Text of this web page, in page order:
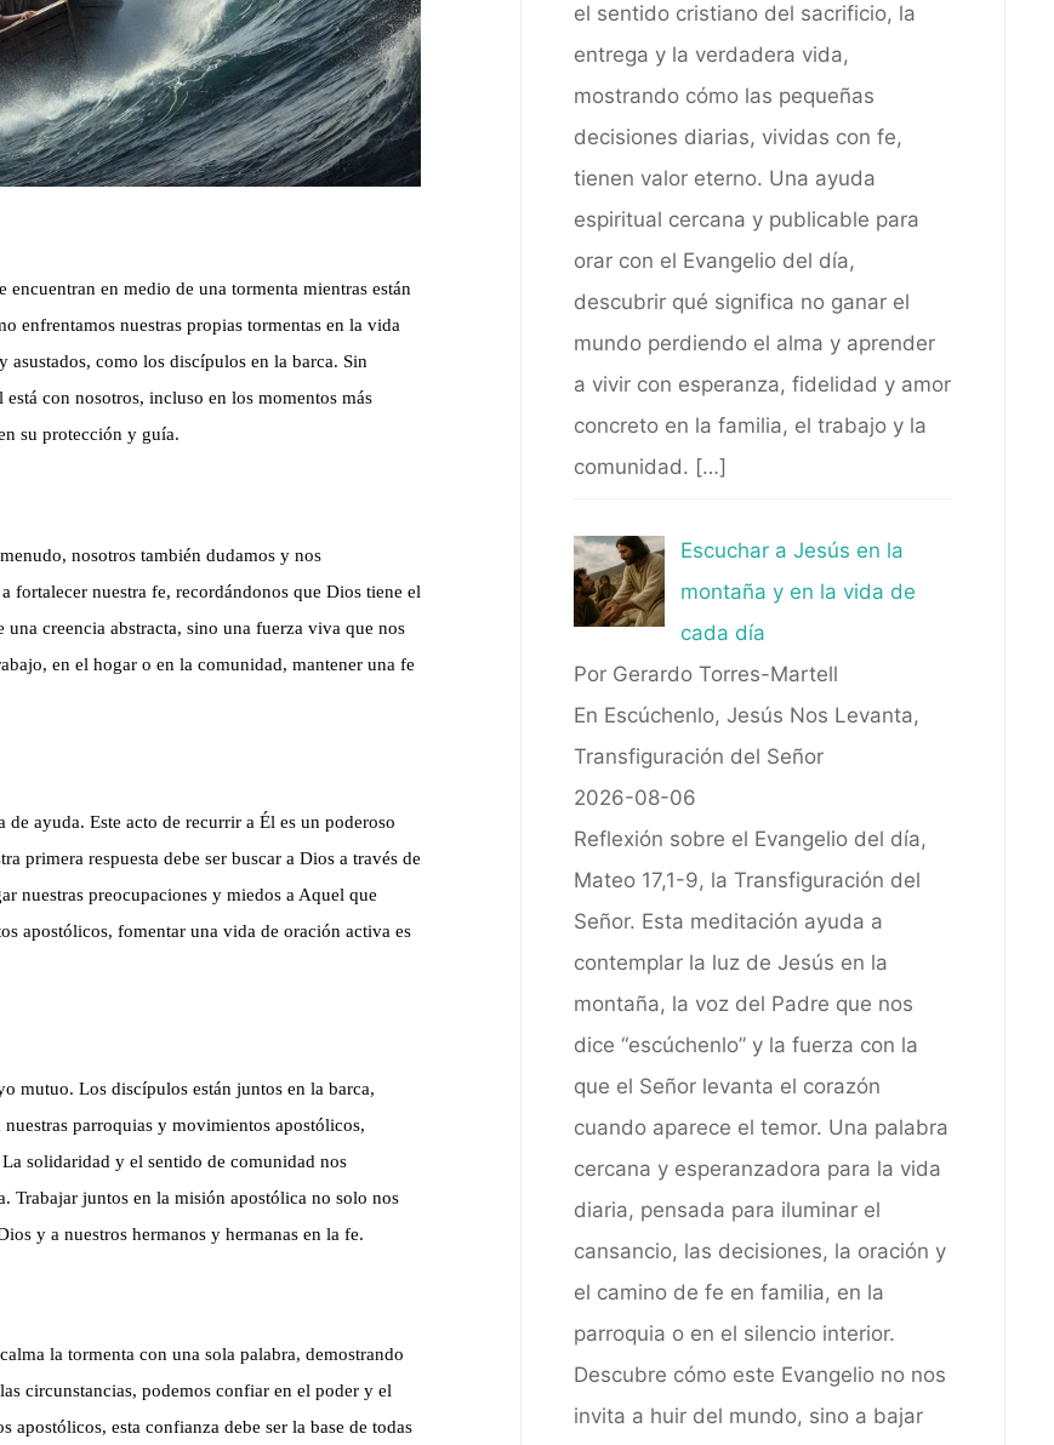
en medio de una tormenta mientras están
enfrentamos nuestras propias tormentas en la vida
como los discípulos en la barca. Sin
con nosotros, incluso en los momentos más
su protección y guía.
nosotros también dudamos y nos
fortalecer nuestra fe, recordándonos que Dios tiene el
creencia abstracta, sino una fuerza viva que nos
en el hogar o en la comunidad, mantener una fe
ayuda. Este acto de recurrir a Él es un poderoso
primera respuesta debe ser buscar a Dios a través de
nuestras preocupaciones y miedos a Aquel que
apostólicos, fomentar una vida de oración activa es
mutuo. Los discípulos están juntos en la barca,
parroquias y movimientos apostólicos,
solidaridad y el sentido de comunidad nos
Trabajar juntos en la misión apostólica no solo nos
y a nuestros hermanos y hermanas en la fe.
la tormenta con una sola palabra, demostrando
circunstancias, podemos confiar en el poder y el
esta confianza debe ser la base de todas
el sentido cristiano del sacrificio, la
entrega y la verdadera vida,
mostrando cómo las pequeñas
decisiones diarias, vividas con fe,
tienen valor eterno. Una ayuda
espiritual cercana y publicable para
orar con el Evangelio del día,
descubrir qué significa no ganar el
mundo perdiendo el alma y aprender
a vivir con esperanza, fidelidad y amor
concreto en la familia, el trabajo y la
comunidad. […]
Escuchar a Jesús en la
montaña y en la vida de
cada día
Por Gerardo Torres-Martell
En Escúchenlo, Jesús Nos Levanta,
Transfiguración del Señor
2026-08-06
Reflexión sobre el Evangelio del día,
Mateo 17,1-9, la Transfiguración del
Señor. Esta meditación ayuda a
contemplar la luz de Jesús en la
montaña, la voz del Padre que nos
dice “escúchenlo” y la fuerza con la
que el Señor levanta el corazón
cuando aparece el temor. Una palabra
cercana y esperanzadora para la vida
diaria, pensada para iluminar el
cansancio, las decisiones, la oración y
el camino de fe en familia, en la
parroquia o en el silencio interior.
Descubre cómo este Evangelio no nos
invita a huir del mundo, sino a bajar